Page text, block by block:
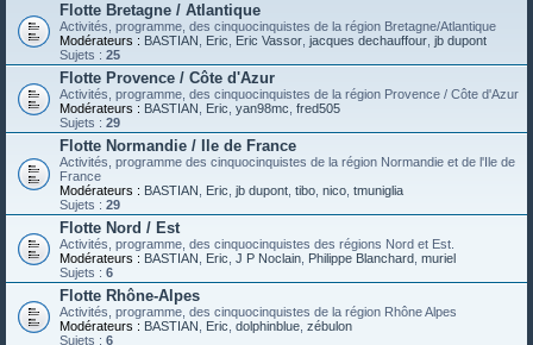
Flotte Bretagne / Atlantique
Activités, programme, des cinquocinquistes de la région Bretagne/Atlantique
Modérateurs : BASTIAN Eric Eric Vassor jacques dechauffour jb dupont
Sujets : 25
Flotte Provence / Côte d'Azur
Activités, programme, des cinquocinquistes de la région Provence / Côte d'Azur
Modérateurs : BASTIAN Eric yan98mc fred505
Sujets : 29
Flotte Normandie / Ile de France
Activités, programme des cinquocinquistes de la région Normandie et de l'Ile de
France
Modérateurs : BASTIAN Eric jb dupont tibo nico tmuniglia
Sujets : 29
Flotte Nord / Est
Activités, programme, des cinquocinquistes des régions Nord et Est.
Modérateurs : BASTIAN Eric J P Noclain Philippe Blanchard muriel
Sujets : 6
Flotte Rhône-Alpes
Activités, programme, des cinquocinquistes de la région Rhône Alpes
Modérateurs : BASTIAN Eric dolphinblue zébulon
Sujets : 6